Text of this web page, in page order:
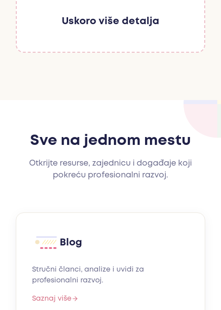
Uskoro više detalja
Sve na jednom mestu
Otkrijte resurse, zajednicu i događaje koji
pokreću profesionalni razvoj.
Blog
Stručni članci, analize i uvidi za
profesionalni razvoj.
Saznaj više